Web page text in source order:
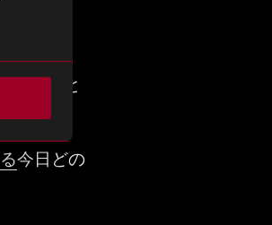
なりま
けること
です。
今日どの